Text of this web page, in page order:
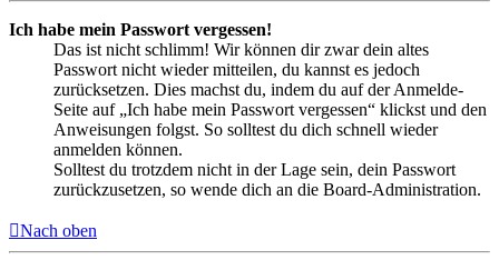
Ich habe mein Passwort vergessen!
Das ist nicht schlimm! Wir können dir zwar dein altes
Passwort nicht wieder mitteilen, du kannst es jedoch
zurücksetzen. Dies machst du, indem du auf der Anmelde-
Seite auf „Ich habe mein Passwort vergessen“ klickst und den
Anweisungen folgst. So solltest du dich schnell wieder
anmelden können.
Solltest du trotzdem nicht in der Lage sein, dein Passwort
zurückzusetzen, so wende dich an die Board-Administration.
Nach oben